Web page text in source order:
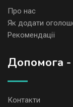
Про нас
Як додати
Рекомендації
Допомога -
Контакти